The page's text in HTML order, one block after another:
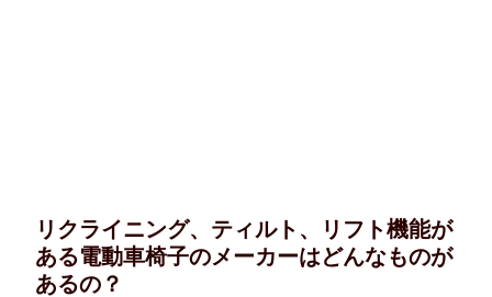
リクライニング、ティルト、リフト機能が
ある電動車椅子のメーカーはどんなものが
あるの？